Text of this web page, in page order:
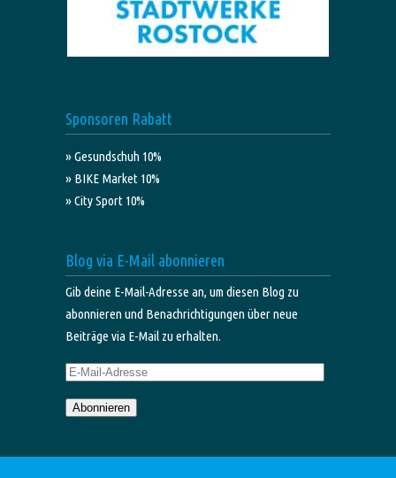
Sponsoren Rabatt
» Gesundschuh 10%
» BIKE Market 10%
» City Sport 10%
Blog via E-Mail abonnieren
Gib deine E-Mail-Adresse an, um diesen Blog zu
abonnieren und Benachrichtigungen über neue
Beiträge via E-Mail zu erhalten.
E-
Adresse
Abonnieren